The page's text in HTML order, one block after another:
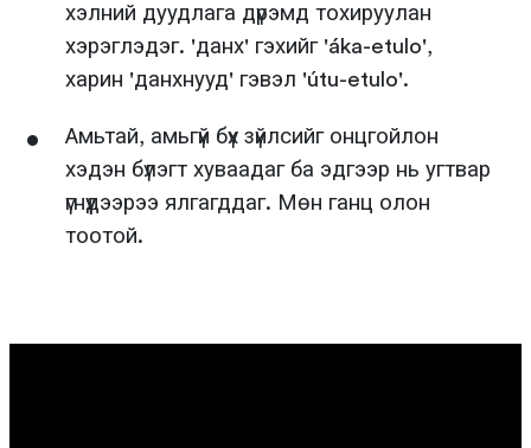
хэлний дуудлага дүрэмд тохируулан
хэрэглэдэг. 'данх' гэхийг 'áka-etulo',
харин 'данхнууд' гэвэл 'útu-etulo'.
Амьтай, амьгүй бүх зүйлсийг онцгойлон
хэдэн бүлэгт хуваадаг ба эдгээр нь угтвар
үгнүүдээрээ ялгагддаг. Мөн ганц олон
тоотой.